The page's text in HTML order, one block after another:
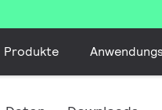
Produkte